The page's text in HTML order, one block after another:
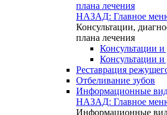
плана лечения
НАЗАД: Главное
Консультации,
плана лечения
Консультации и
Консультации и
Реставрация
Отбеливание зубов
Информационные
НАЗАД: Главное
Информационные